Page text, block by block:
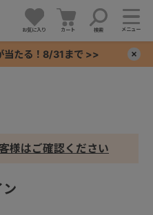
お気に入り カート 検索 メニュー
当たる！8/31まで >>
様はご確認ください